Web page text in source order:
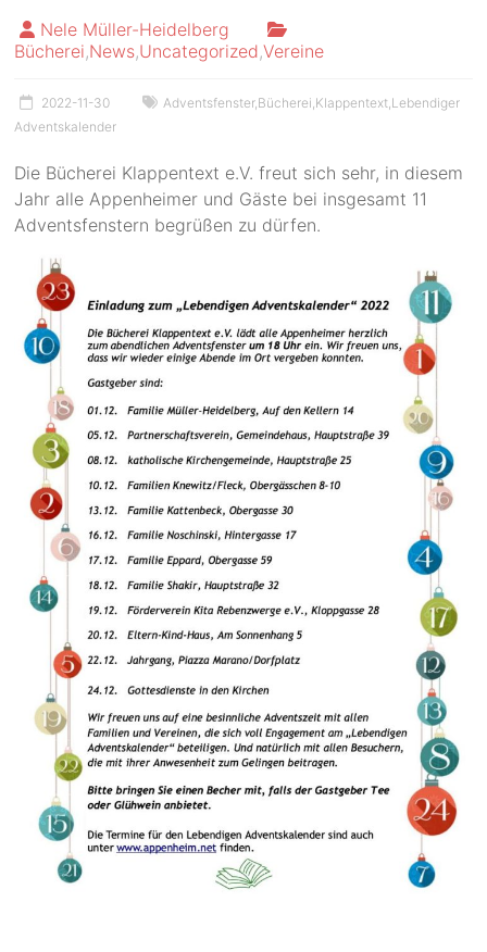
Nele Müller-Heidelberg
Bücherei,News,Uncategorized,Vereine
2022-11-30 Adventsfenster,Bücherei,Klappentext,Lebendiger
Adventskalender
Die Bücherei Klappentext e.V. freut sich sehr, in diesem
Jahr alle Appenheimer und Gäste bei insgesamt 11
Adventsfenstern begrüßen zu dürfen.